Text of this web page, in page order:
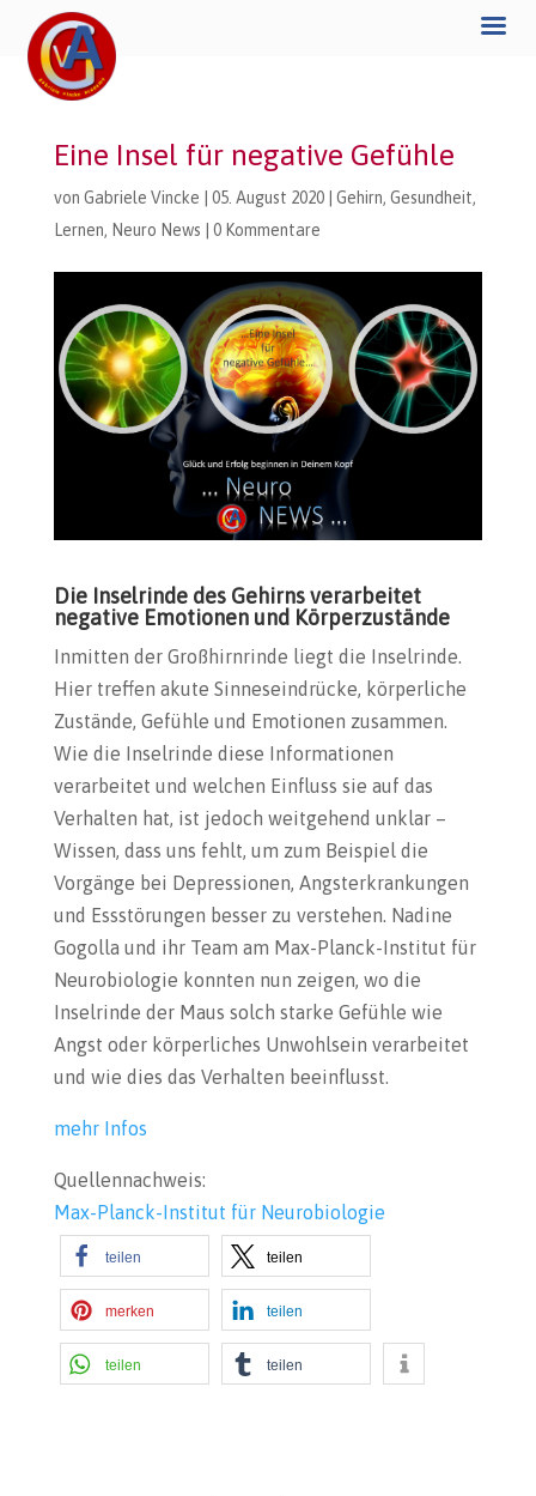
Eine Insel für negative Gefühle
von Gabriele Vincke 05. August 2020| Gehirn, Gesundheit,
Lernen, Neuro News 0 Kommentare
Die Inselrinde des Gehirns verarbeitet
negative Emotionen und Körperzustände
Inmitten der Großhirnrinde liegt die Inselrinde.
Hier treffen akute Sinneseindrücke, körperliche
Zustände, Gefühle und Emotionen zusammen.
Wie die Inselrinde diese Informationen
verarbeitet und welchen Einfluss sie auf das
Verhalten hat, ist jedoch weitgehend unklar –
Wissen, dass uns fehlt, um zum Beispiel die
Vorgänge bei Depressionen, Angsterkrankungen
und Essstörungen besser zu verstehen. Nadine
Gogolla und ihr Team am Max-Planck-Institut für
Neurobiologie konnten nun zeigen, wo die
Inselrinde der Maus solch starke Gefühle wie
Angst oder körperliches Unwohlsein verarbeitet
und wie dies das Verhalten beeinflusst.
mehr Infos
Quellennachweis:
Max-Planck-Institut für Neurobiologie
teilen teilen
merken teilen
teilen teilen